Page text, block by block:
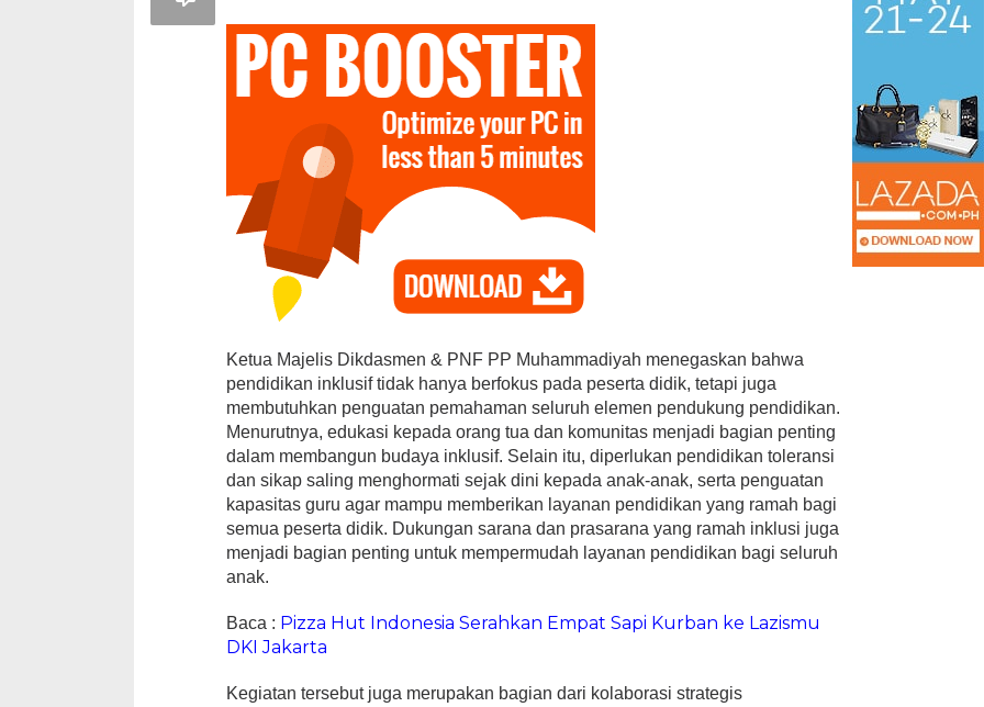
Ketua Majelis Dikdasmen & PNF PP Muhammadiyah menegaskan bahwa
pendidikan inklusif tidak hanya berfokus pada peserta didik, tetapi juga
membutuhkan penguatan pemahaman seluruh elemen pendukung pendidikan.
Menurutnya, edukasi kepada orang tua dan komunitas menjadi bagian penting
dalam membangun budaya inklusif. Selain itu, diperlukan pendidikan toleransi
dan sikap saling menghormati sejak dini kepada anak-anak, serta penguatan
kapasitas guru agar mampu memberikan layanan pendidikan yang ramah bagi
semua peserta didik. Dukungan sarana dan prasarana yang ramah inklusi juga
menjadi bagian penting untuk mempermudah layanan pendidikan bagi seluruh
anak.
Baca : Pizza Hut Indonesia Serahkan Empat Sapi Kurban ke Lazismu
DKI Jakarta
Kegiatan tersebut juga merupakan bagian dari kolaborasi strategis